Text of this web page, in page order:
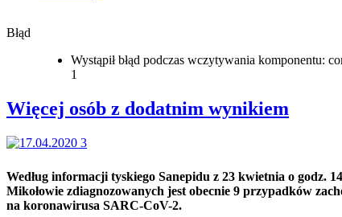
Błąd
Wystąpił błąd podczas wczytywania komponentu:
1
Więcej osób z dodatnim wynikiem
Według informacji tyskiego Sanepidu z 23 kwietnia o godz.
Mikołowie zdiagnozowanych jest obecnie 9 przypadków
na koronawirusa SARC-CoV-2.